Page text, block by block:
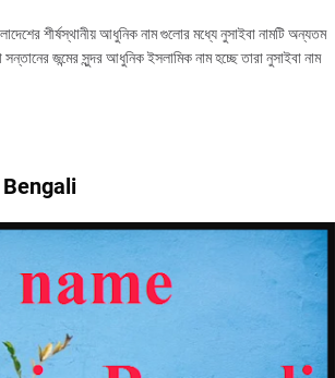
শীর্ষস্থানীয় আধুনিক নাম গুলোর মধ্যে নুসাইবা নামটি অন্যতম
জন্মের সুন্দর আধুনিক ইসলামিক নাম হচ্ছে তারা নুসাইবা নাম